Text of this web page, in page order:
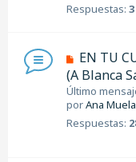
Respuestas: 3
EN TU
(A Blanca
Último
porAna
Respuestas: